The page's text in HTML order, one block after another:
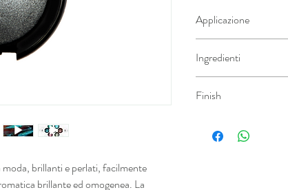
brillanti e perlati, facilmente
brillante ed omogenea. La
Applicazione
preferito. Da utilizzare
Ingredienti
STARCH, NYLON-
LIQUIDUM,
Finish